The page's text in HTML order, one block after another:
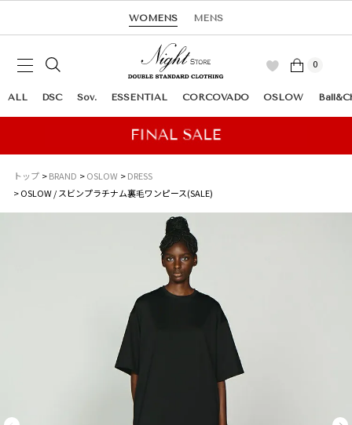
WOMENS MENS
0
ALL DSC Sov. ESSENTIAL CORCOVADO OSLOW
トップ BRAND OSLOW
DRESS
OSLOW / スビンプラチナム裏毛ワンピース(SALE)